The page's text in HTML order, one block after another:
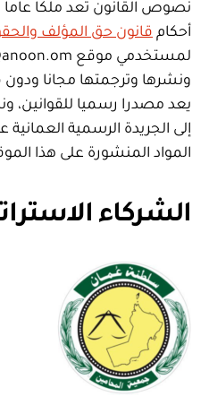
نصوص القانون تعد ملكا
أحكام قانون حق المؤلف
يعد مصدرا رسميا للقوانين،
إلى الجريدة الرسمية
المواد المنشورة على هذا
الشركاء